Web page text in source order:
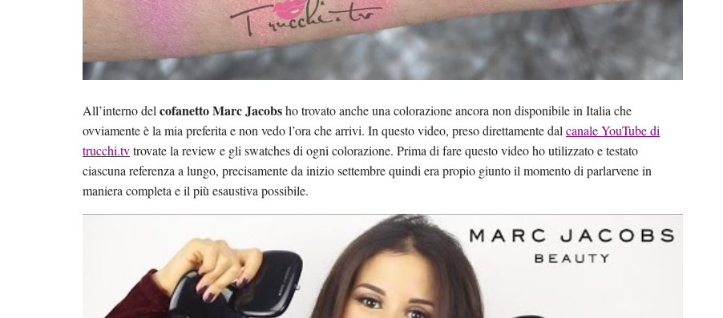
All’interno del cofanetto Marc Jacobsho trovato anche una colorazione ancora non disponibile in Italia che
ovviamente è la mia preferita e non vedo l’ora che arrivi. In questo video, preso direttamente dal canale YouTube di
trucchi.tvtrovate la review e gli swatches di ogni colorazione. Prima di fare questo video ho utilizzato e testato
ciascuna referenza a lungo, precisamente da inizio settembre quindi era propio giunto il momento di parlarvene in
maniera completa e il più esaustiva possibile.